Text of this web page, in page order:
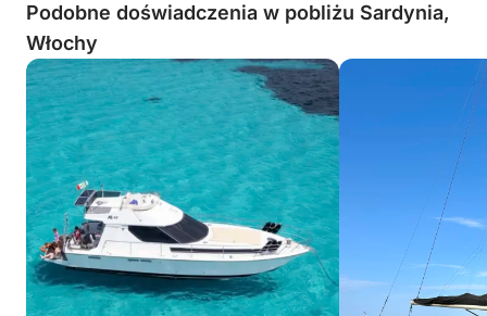
Podobne doświadczenia w pobliżu Sardynia,
Włochy